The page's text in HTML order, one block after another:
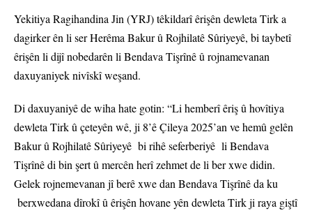
Yekitiya Ragihandina Jin (YRJ) têkildarî êrişên dewleta Tirk a
dagirker ên li ser Herêma Bakur û Rojhilatê Sûriyeyê, bi taybetî
êrişên li dijî nobedarên li Bendava Tişrînê û rojnamevanan
daxuyaniyek nivîskî weşand.
Di daxuyaniyê de wiha hate gotin: “Li hemberî êriş û hovîtiya
dewleta Tirk û çeteyên wê, ji 8’ê Çileya 2025’an ve hemû gelên
Bakur û Rojhilatê Sûriyeyê bi rihê seferberiyê li Bendava
Tişrînê di bin şert û mercên herî zehmet de li ber xwe didin.
Gelek rojnemevanan jî berê xwe dan Bendava Tişrînê da ku
berxwedana dîrokî û êrişên hovane yên dewleta Tirk ji raya giştî